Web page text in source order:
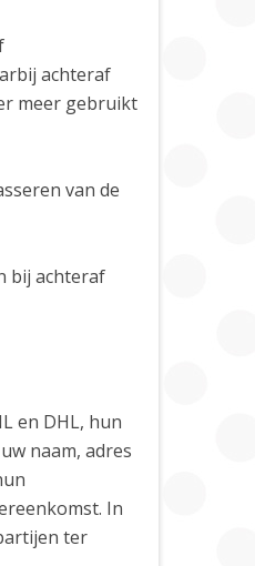
achteraf
meer gebruikt
van de
bij achteraf
en DHL, hun
naam, adres
In
ter